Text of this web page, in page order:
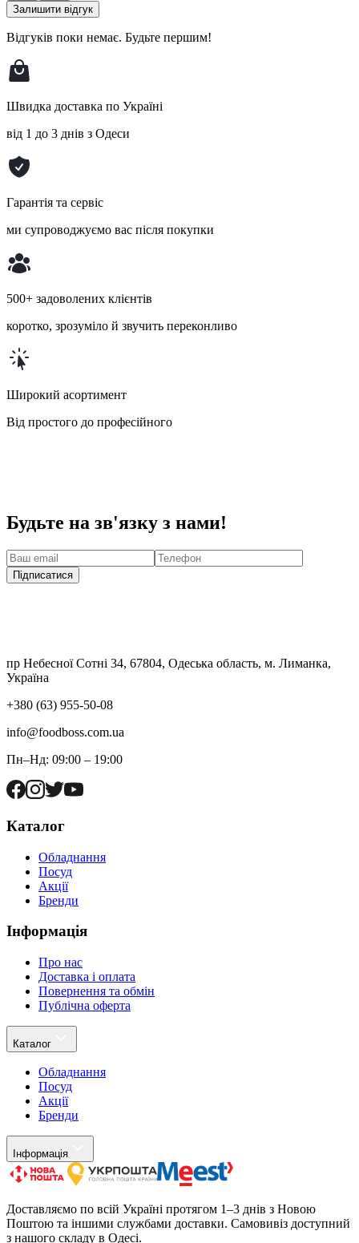
Залишити відгук
Відгуків поки немає. Будьте першим!
Швидка доставка по Україні
від 1 до 3 днів з Одеси
Гарантія та сервіс
ми супроводжуємо вас після покупки
500+ задоволених клієнтів
коротко, зрозуміло й звучить переконливо
Широкий асортимент
Від простого до професійного
Будьте на зв'язку з нами!
Підписатися
пр Небесної Сотні 34, 67804, Одеська область, м. Лиманка,
Україна
+380 (63) 955-50-08
info@foodboss.com.ua
Пн–Нд: 09:00 – 19:00
Каталог
Обладнання
Посуд
Акції
Бренди
Інформація
Про нас
Доставка і оплата
Повернення та обмін
Публічна оферта
Каталог
Обладнання
Посуд
Акції
Бренди
Інформація
Доставляємо по всій Україні протягом 1–3 днів з Новою
Поштою та іншими службами доставки. Самовивіз доступний
з нашого складу в Одесі.